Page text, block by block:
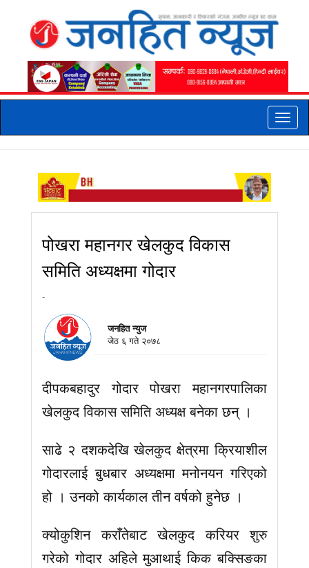
Toggle
पोखरा महानगर खेलकुद विकास
समिति अध्यक्षमा गोदार
-
जनहित न्युज
जेठ ६ गते २०७८
दीपकबहादुर गोदार पोखरा महानगरपालिका
खेलकुद विकास समिति अध्यक्ष बनेका छन् ।
साढे २ दशकदेखि खेलकुद क्षेत्रमा क्रियाशील
गोदारलाई बुधबार अध्यक्षमा मनोनयन गरिएको
हो । उनको कार्यकाल तीन वर्षको हुनेछ ।
क्योकुशिन कराँतेबाट खेलकुद करियर शुरु
गरेको गोदार अहिले मुआथाई किक बक्सिङका